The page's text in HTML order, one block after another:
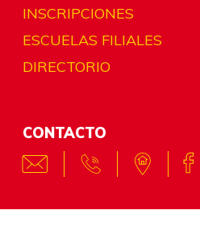
INSCRIPCIONES
ESCUELAS FILIALES
DIRECTORIO
CONTACTO